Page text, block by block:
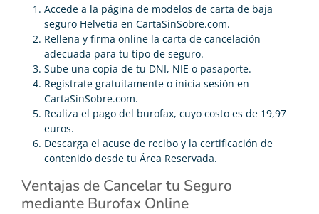
Accede a la página de modelos de carta de baja
seguro Helvetia en CartaSinSobre.com.
Rellena y firma online la carta de cancelación
adecuada para tu tipo de seguro.
Sube una copia de tu DNI, NIE o pasaporte.
Regístrate gratuitamente o inicia sesión en
CartaSinSobre.com.
Realiza el pago del burofax, cuyo costo es de 19,97
euros.
Descarga el acuse de recibo y la certificación de
contenido desde tu Área Reservada.
Ventajas de Cancelar tu Seguro
mediante Burofax Online